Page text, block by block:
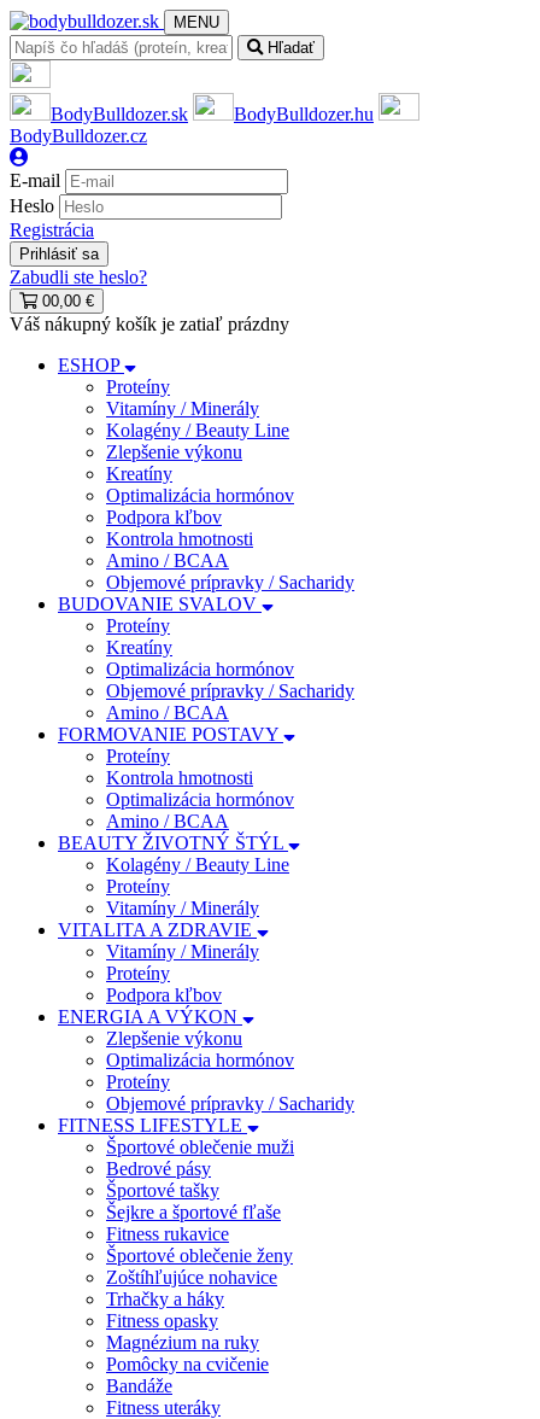
MENU
Hľadať
BodyBulldozer.sk
BodyBulldozer.hu
BodyBulldozer.cz
E-mail
Heslo
Registrácia
Zabudli ste heslo?
00,00 €
Váš nákupný košík je zatiaľ prázdny
ESHOP
Proteíny
Vitamíny / Minerály
Kolagény / Beauty Line
Zlepšenie výkonu
Kreatíny
Optimalizácia hormónov
Podpora kľbov
Kontrola hmotnosti
Amino / BCAA
Objemové prípravky / Sacharidy
BUDOVANIE SVALOV
Proteíny
Kreatíny
Optimalizácia hormónov
Objemové prípravky / Sacharidy
Amino / BCAA
FORMOVANIE POSTAVY
Proteíny
Kontrola hmotnosti
Optimalizácia hormónov
Amino / BCAA
BEAUTY ŽIVOTNÝ ŠTÝL
Kolagény / Beauty Line
Proteíny
Vitamíny / Minerály
VITALITA A ZDRAVIE
Vitamíny / Minerály
Proteíny
Podpora kľbov
ENERGIA A VÝKON
Zlepšenie výkonu
Optimalizácia hormónov
Proteíny
Objemové prípravky / Sacharidy
FITNESS LIFESTYLE
Športové oblečenie muži
Bedrové pásy
Športové tašky
Šejkre a športové fľaše
Fitness rukavice
Športové oblečenie ženy
Zoštíhľujúce nohavice
Trhačky a háky
Fitness opasky
Magnézium na ruky
Pomôcky na cvičenie
Bandáže
Fitness uteráky